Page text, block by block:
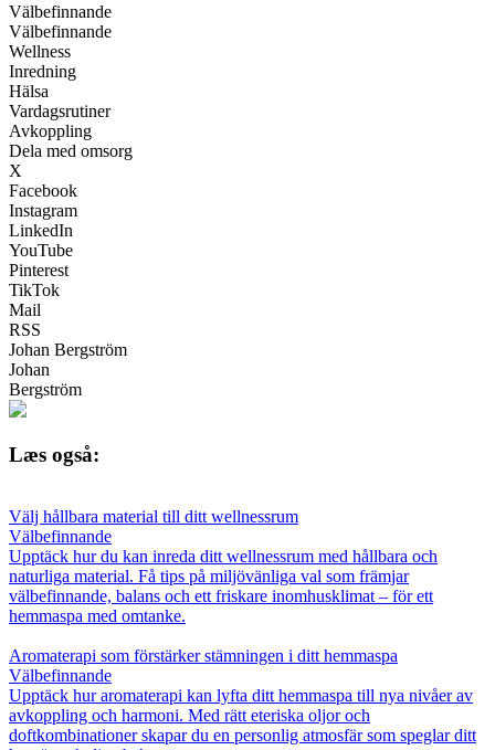
Välbefinnande
Välbefinnande
Wellness
Inredning
Hälsa
Vardagsrutiner
Avkoppling
Dela med omsorg
X
Facebook
Instagram
LinkedIn
YouTube
Pinterest
TikTok
Mail
RSS
Johan Bergström
Johan
Bergström
Læs også:
Välj hållbara material till ditt wellnessrum
Välbefinnande
Upptäck hur du kan inreda ditt wellnessrum med hållbara och
naturliga material. Få tips på miljövänliga val som främjar
välbefinnande, balans och ett friskare inomhusklimat – för ett
hemmaspa med omtanke.
Aromaterapi som förstärker stämningen i ditt hemmaspa
Välbefinnande
Upptäck hur aromaterapi kan lyfta ditt hemmaspa till nya nivåer av
avkoppling och harmoni. Med rätt eteriska oljor och
doftkombinationer skapar du en personlig atmosfär som speglar ditt